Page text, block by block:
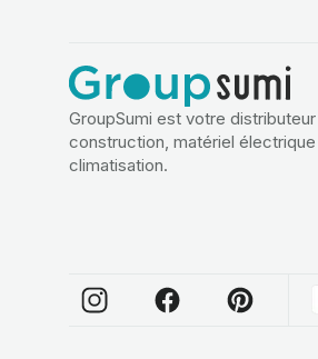
GroupSumi est votre
construction, matériel
climatisation.